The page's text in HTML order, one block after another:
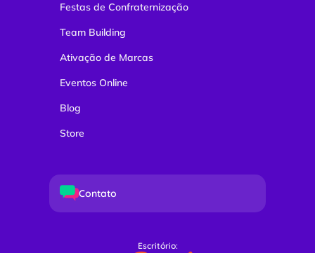
Festas de Confraternização
Team Building
Ativação de Marcas
Eventos Online
Blog
Store
Contato
Escritório: